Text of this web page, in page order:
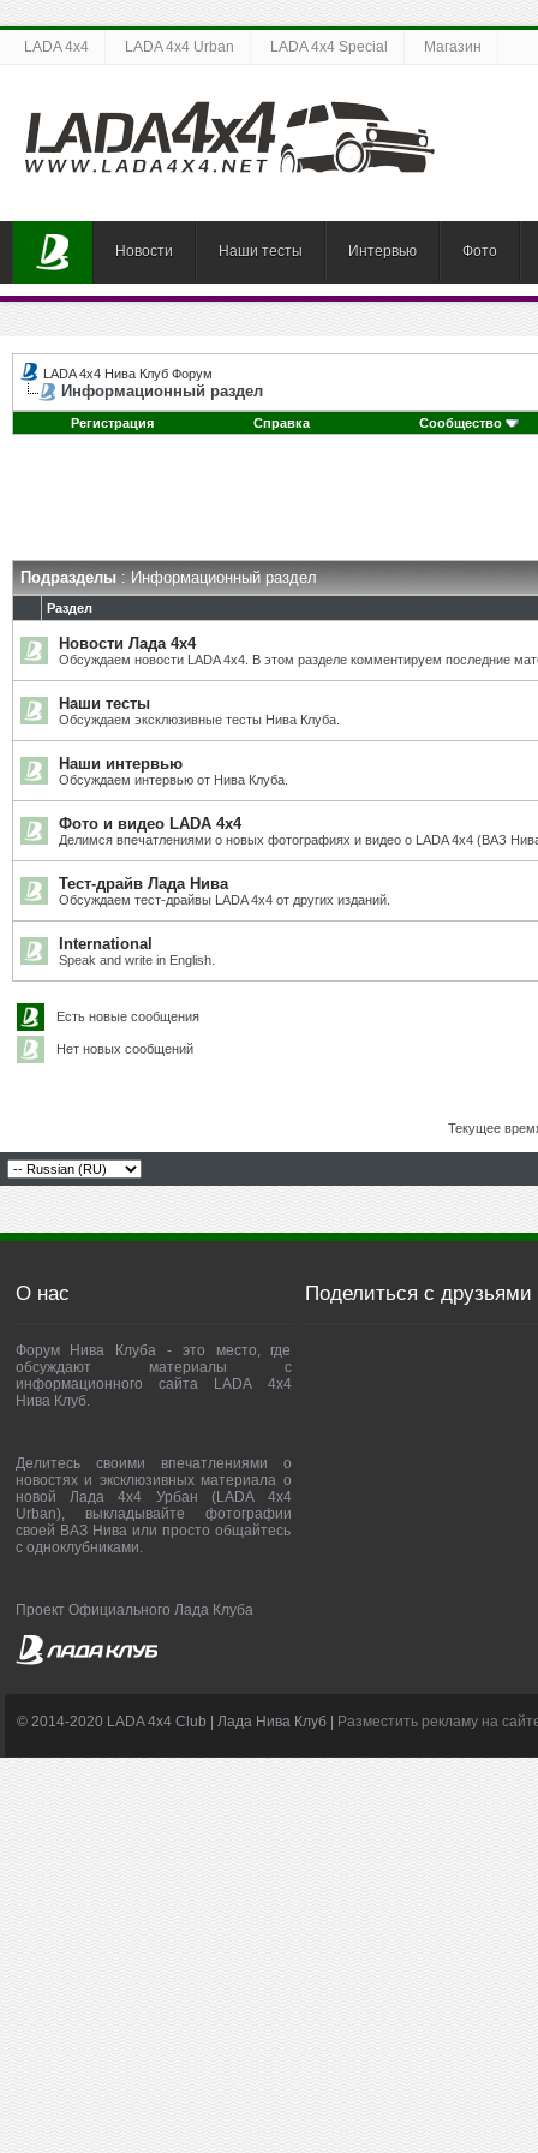
LADA 4x4 LADA 4x4 Urban LADA 4x4 Special Магазин
Новости Наши тесты Интервью Фото
LADA 4x4 Нива Клуб Форум
Информационный раздел
Регистрация Справка Сообщество
Подразделы: Информационный раздел
Раздел
Новости Лада 4х4
Обсуждаем новости LADA 4x4. В этом разделе комментируем последние
Наши тесты
Обсуждаем эксклюзивные тесты Нива Клуба.
Наши интервью
Обсуждаем интервью от Нива Клуба.
Фото и видео LADA 4x4
Делимся впечатлениями о новых фотографиях и видео о LADA 4x4 (ВАЗ
Тест-драйв Лада Нива
Обсуждаем тест-драйвы LADA 4x4 от других изданий.
International
Speak and write in English.
Есть новые сообщения
Нет новых сообщений
Текущее
О нас
Форум Нива Клуба - это место, где
обсуждают материалы с
информационного сайта LADA 4x4
Нива Клуб.
Делитесь своими впечатлениями о
новостях и эксклюзивных материала о
новой Лада 4х4 Урбан (LADA 4x4
Urban), выкладывайте фотографии
своей ВАЗ Нива или просто общайтесь
с одноклубниками.
Проект Официального Лада Клуба
Поделиться с друзьями
© 2014-2020 LADA 4x4 Club | Лада Нива Клуб | Разместить рекламу на